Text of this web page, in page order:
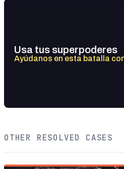
Usa tus superpoderes
Ayúdanos en esta batalla
OTHER RESOLVED CASES